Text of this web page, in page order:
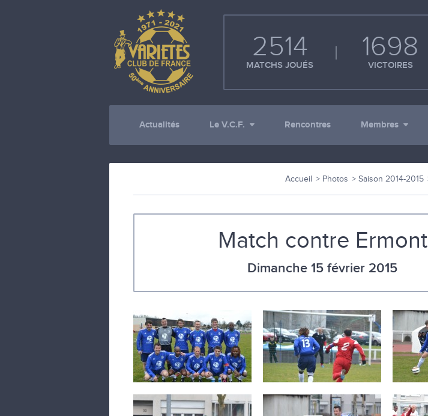
2514
MATCHS JOUÉS
1698
VICTOIRES
Actualités Le V.C.F. Rencontres Membres
Accueil Photos Saison 2014-2015
Match contre Ermont
Dimanche 15 février 2015